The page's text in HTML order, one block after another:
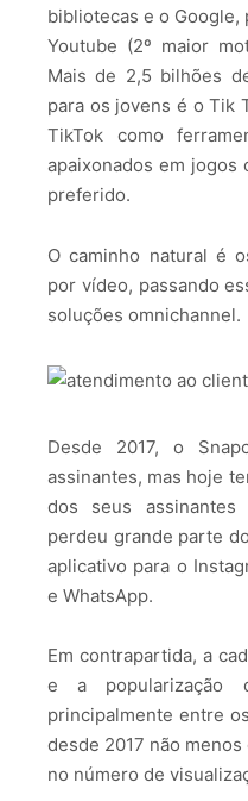
bibliotecas e o Google,
Youtube (2º maior
Mais de 2,5 bilhões
para os jovens é o Tik
TikTok como
apaixonados em jogos
preferido.
O caminho natural é
por vídeo, passando
soluções omnichannel.
Desde 2017, o
assinantes, mas hoje
dos seus
perdeu grande parte
aplicativo para o
e WhatsApp.
Em contrapartida, a
e a popularização
principalmente entre
desde 2017 não
no número de